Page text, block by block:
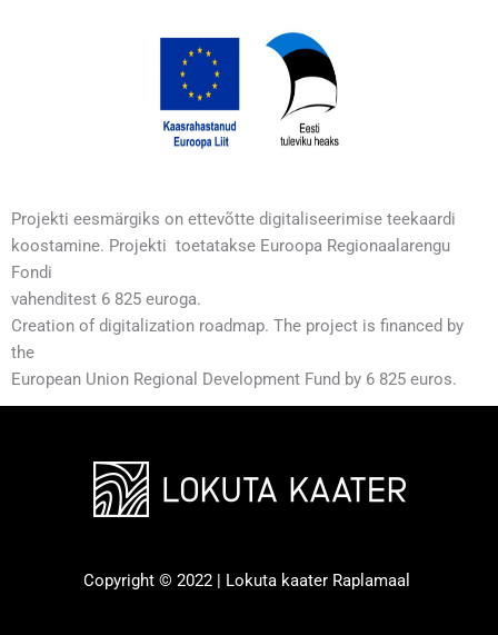
Projekti eesmärgiks on ettevõtte digitaliseerimise teekaardi
koostamine. Projekti toetatakse Euroopa Regionaalarengu
Fondi
vahenditest 6 825 euroga.
Creation of digitalization roadmap. The project is financed by
the
European Union Regional Development Fund by 6 825 euros.
Copyright © 2022 | Lokuta kaater Raplamaal